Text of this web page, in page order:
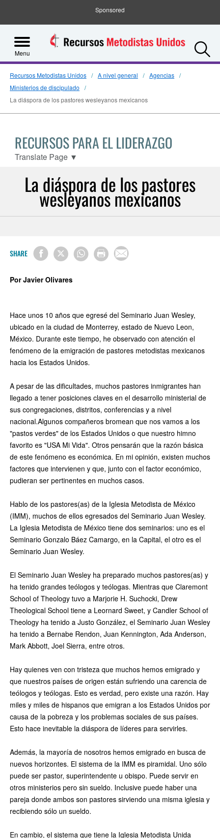
Sponsored
Menu
Recursos Metodistas Unidos A nivel general
Agencias
Ministerios de discipulado
La diáspora de los pastores wesleyanos mexicanos
RECURSOS PARA EL LIDERAZGO
Translate Page ▼
La diáspora de los pastores
wesleyanos mexicanos
SHARE
Por Javier Olivares
Hace unos 10 años que egresé del Seminario Juan Wesley,
ubicado en la ciudad de Monterrey, estado de Nuevo Leon,
México. Durante este tiempo, he observado con atención el
fenómeno de la emigración de pastores metodistas mexicanos
hacia los Estados Unidos.
A pesar de las dificultades, muchos pastores inmigrantes han
llegado a tener posiciones claves en el desarrollo ministerial de
sus congregaciones, distritos, conferencias y a nivel
nacional.Algunos compañeros bromean que nos vamos a los
"pastos verdes" de los Estados Unidos o que nuestro himno
favorito es "USA Mi Vida". Otros pensarán que la razón básica
de este fenómeno es económica. En mi opinión, existen muchos
factores que intervienen y que, junto con el factor económico,
pudieran ser pertinentes en muchos casos.
Hablo de los pastores(as) de la Iglesia Metodista de México
(IMM), muchos de ellos egresados del Seminario Juan Wesley.
La Iglesia Metodista de México tiene dos seminarios: uno es el
Seminario Gonzalo Báez Camargo, en la Capital, el otro es el
Seminario Juan Wesley.
El Seminario Juan Wesley ha preparado muchos pastores(as) y
ha tenido grandes teólogos y teólogas. Mientras que Claremont
School of Theology tuvo a Marjorie H. Suchocki, Drew
Theological School tiene a Leornard Sweet, y Candler School of
Theology ha tenido a Justo González, el Seminario Juan Wesley
ha tenido a Bernabe Rendon, Juan Kennington, Ada Anderson,
Mark Abbott, Joel Sierra, entre otros.
Hay quienes ven con tristeza que muchos hemos emigrado y
que nuestros países de origen están sufriendo una carencia de
teólogos y teólogas. Esto es verdad, pero existe una razón. Hay
miles y miles de hispanos que emigran a los Estados Unidos por
causa de la pobreza y los problemas sociales de sus países.
Esto hace inevitable la diáspora de líderes para servirles.
Además, la mayoría de nosotros hemos emigrado en busca de
nuevos horizontes. El sistema de la IMM es piramidal. Uno sólo
puede ser pastor, superintendente u obispo. Puede servir en
otros ministerios pero sin sueldo. Inclusive puede haber una
pareja donde ambos son pastores sirviendo una misma iglesia y
recibiendo sólo un sueldo.
En cambio, el sistema que tiene la Iglesia Metodista Unida